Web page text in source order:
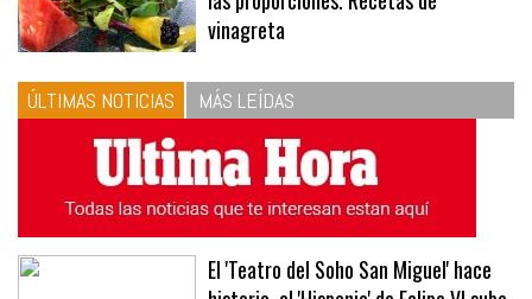
10La vinagreta perfecta: respeta
las proporciones. Recetas de
vinagreta
ÚLTIMAS NOTICIAS MÁS LEÍDAS